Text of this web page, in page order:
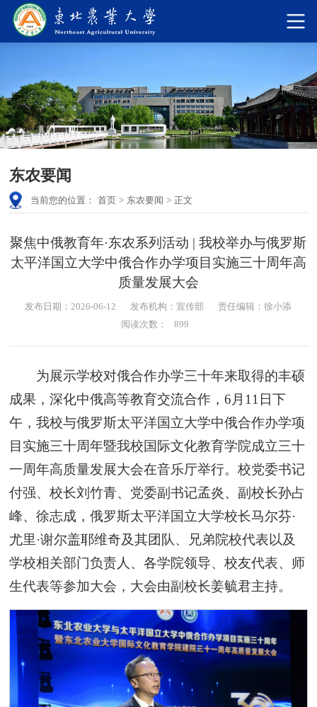
东农要闻
当前您的位置： 首页 > 东农要闻 > 正文
聚焦中俄教育年·东农系列活动 | 我校举办与俄罗斯
太平洋国立大学中俄合作办学项目实施三十周年高
质量发展大会
发布日期：2026-06-12 发布机构：宣传部
责任编辑：徐小添
阅读次数：
899
为展示学校对俄合作办学三十年来取得的丰硕
成果，深化中俄高等教育交流合作，6月11日下
午，我校与俄罗斯太平洋国立大学中俄合作办学项
目实施三十周年暨我校国际文化教育学院成立三十
一周年高质量发展大会在音乐厅举行。校党委书记
付强、校长刘竹青、党委副书记孟炎、副校长孙占
峰、徐志成，俄罗斯太平洋国立大学校长马尔芬·
尤里·谢尔盖耶维奇及其团队、兄弟院校代表以及
学校相关部门负责人、各学院领导、校友代表、师
生代表等参加大会，大会由副校长姜毓君主持。